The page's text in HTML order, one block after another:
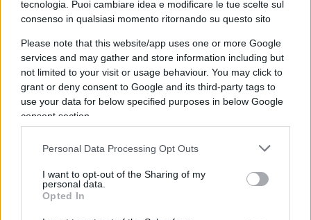
tecnologia. Puoi cambiare idea e modificare le tue scelte sul
consenso in qualsiasi momento ritornando su questo sito
Please note that this website/app uses one or more Google
services and may gather and store information including but
not limited to your visit or usage behaviour. You may click to
grant or deny consent to Google and its third-party tags to
use your data for below specified purposes in below Google
consent section.
Personal Data Processing Opt Outs
I want to opt-out of the Sharing of my
personal data.
Opted In
governatrice del Michigan Gretchen Whitmer
Va detto che la Harris è l’unica al momento tra i
nomi sondati dalla
incluso Newsom, sono indietro più o meno come
il presidente. E questo nonostante sull’immagine
della vicepresidente non sia stato ancora speso